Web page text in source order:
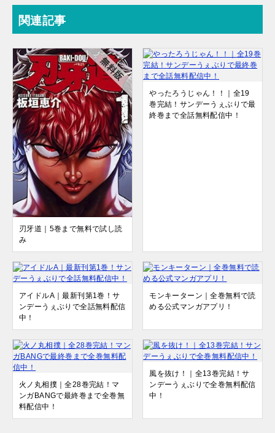
関連記事
刃牙道｜5巻まで無料で試し読
み
やったろうじゃん！！｜全19
巻完結！サンデーうぇぶりで最
終巻まで全話無料配信中！
アイドルA｜最新刊第1巻！サ
ンデーうぇぶりで全話無料配信
中！
モンキーターン｜全巻無料で読
める公式マンガアプリ！
火ノ丸相撲｜全28巻完結！マ
ンガBANGで最終巻まで全巻無
料配信中！
風を抜け！｜全13巻完結！サ
ンデーうぇぶりで全巻無料配信
中！